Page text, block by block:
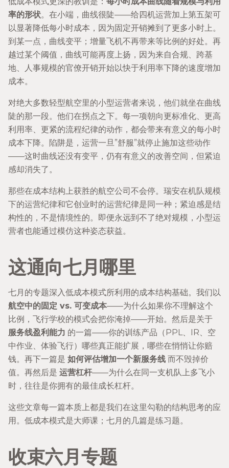
率的形状。在小端，曲线很陡——给四机运营加上第五架可
以显著降低每小时成本，因为固定开销摊到了更多小时上。
到某一点，曲线变平；增量飞机不再带来等比例的好处。再
越过某个阈值，曲线可能再度上扬，因为来自合规、跨基
地、人事规模的官僚开销开始以快于利用率下降的速度增加
成本。
对绝大多数轻型航空里的小型运营者来说，他们就坐在曲线
陡的那一段。他们在拐点之下。每一项朝向更标准化、更高
利用率、更紧的流程纪律的动作，都会带来有意义的每小时
成本下降。陷阱是，运营一旦”舒服”就停止施加这些动作
——这时曲线还没有变平，仍有有意义的改善空间，但紧迫
感却消失了。
那些在成本结构上获胜的航空公司不会停。瑞安在机队规模
下的运营纪律和它创业时的运营纪律是同一种；紧迫感是结
构性的，不是情境性的。即便永远到不了绝对规模，小型运
营者也能通过模仿这种姿态获益。
这通向七月哪里
七月的专题深入低成本模式所利用的成本结构基础。我们以
航空中的固定 vs. 可变成本——为什么如果你不理解这个
比例，飞行学校的模式会把你淹掉——开始。然后是关于
服务线盈利能力 的一篇——你的训练产品（PPL、IR、空
中作业、体验飞行）哪些真正能扩展，哪些在悄悄让你赔
钱。再下一篇是 如何评估增加一个新服务线 而不毁掉价
值。再然后是 运营杠杆——为什么在同一支机队上多飞小
时，往往是你拥有的最佳成长杠杆。
这些文章每一篇本质上都是我们在这里勾勒的结构思考的应
用。低成本模式是大师课；七月的几篇是练习题。
收束六月专题